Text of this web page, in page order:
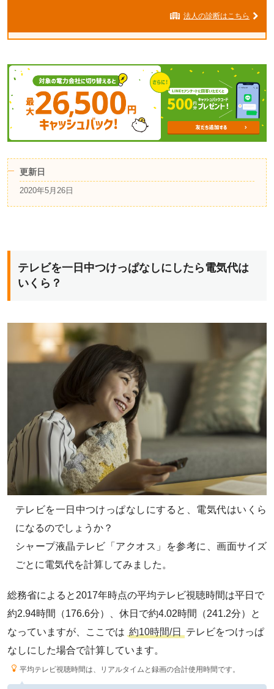
法人の診断はこちら
更新日
2020年5月26日
テレビを一日中つけっぱなしにしたら電気代は
いくら？
テレビを一日中つけっぱなしにすると、電気代はいくら
になるのでしょうか？
シャープ液晶テレビ「アクオス」を参考に、画面サイズ
ごとに電気代を計算してみました。
総務省によると2017年時点の平均テレビ視聴時間は平日で
約2.94時間（176.6分）、休日で約4.02時間（241.2分）と
なっていますが、ここでは 約10時間/日
テレビをつけっぱ
なしにした場合で計算しています。
平均テレビ視聴時間は、リアルタイムと録画の合計使用時間です。